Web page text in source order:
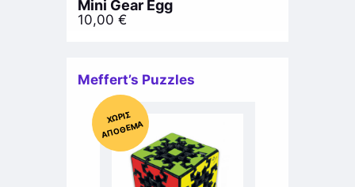
Mini Gear Egg
10,00 €
Meffert’s Puzzles
Χ
ΩΡΊΣ
Α
Π
Ό
ΘΕ
ΜΑ